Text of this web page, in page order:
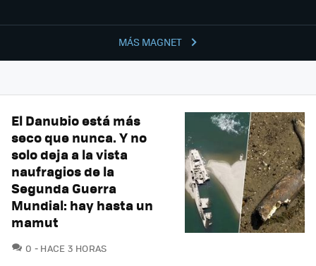
MÁS MAGNET
El Danubio está más
seco que nunca. Y no
solo deja a la vista
naufragios de la
Segunda Guerra
Mundial: hay hasta un
mamut
0 COMENTARIOS
HACE 3 HORAS